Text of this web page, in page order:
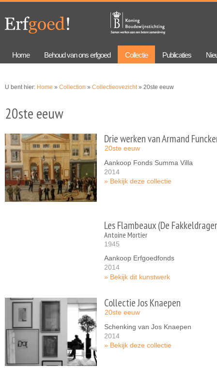
gaan
navigation
Home Behoud van ons erfgoed Collectie Publicaties
U bent hier: Home » Collection » Collectieovezicht» 20ste eeuw
20ste eeuw
Drie werken van Armand
20ste eeuw
Aankoop Fonds Summa Villa
2014
Bekijk deze collectie
Les Flambeaux (De
Antoine Mortier
1945
Aankoop Erfgoedfonds
2014
Bekijk dit kunstwerk
Collectie Jos Knaepen
20ste eeuw
Schenking van Jos Knaepen
2014
Bekijk deze collectie